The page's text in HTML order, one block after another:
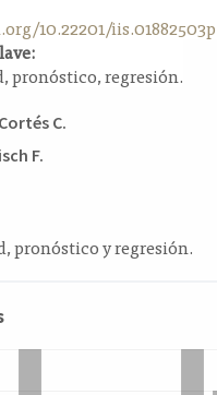
10.22201/
pronóstico, regresión.
C.
F.
pronóstico y regresión.